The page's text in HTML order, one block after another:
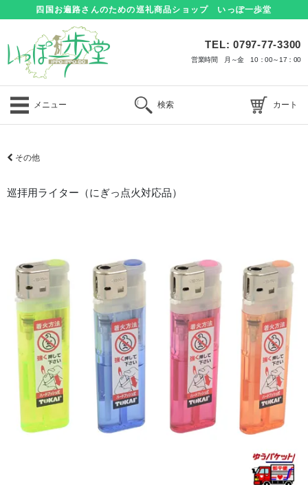
四国お遍路さんのための巡礼商品ショップ いっぽ一歩堂
TEL: 0797-77-3300
営業時間 月～金 10：00～17：00
メニュー 検索 カート
その他
巡拝用ライター（にぎっ点火対応品）